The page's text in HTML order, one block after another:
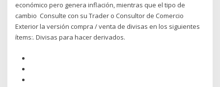
económico pero genera inflación, mientras que el tipo de
cambio Consulte con su Trader o Consultor de Comercio
Exterior la versión compra / venta de divisas en los siguientes
ítems:. Divisas para hacer derivados.